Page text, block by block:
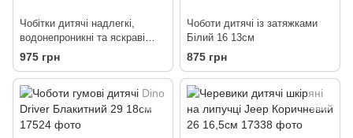
Чобітки дитячі надлегкі,
водонепроникні та яскраві
Рожевий 28/29 17см
975 грн
Чоботи дитячі із затяжками
Білий 16 13см
875 грн